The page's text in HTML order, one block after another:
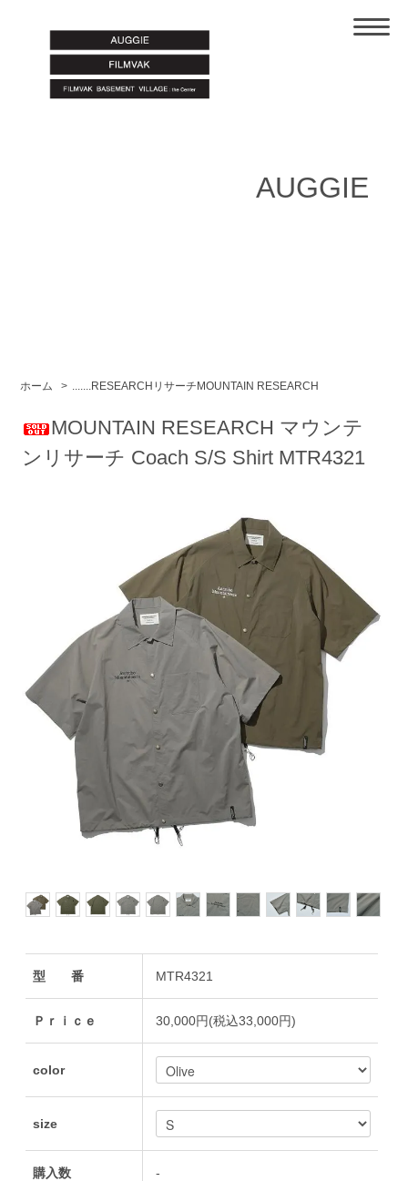
AUGGIE
ホーム > .......RESEARCHリサーチMOUNTAIN RESEARCH
MOUNTAIN RESEARCH マウンテ
ンリサーチ Coach S/S Shirt MTR4321
型 番 MTR4321
Ｐｒｉｃｅ 30,000円(税込33,000円)
color
size
購入数 -